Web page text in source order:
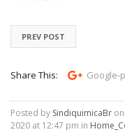
PREV POST
Share This: Google-
Posted by SindiquimicaBr
2020 at 12:47 pm in